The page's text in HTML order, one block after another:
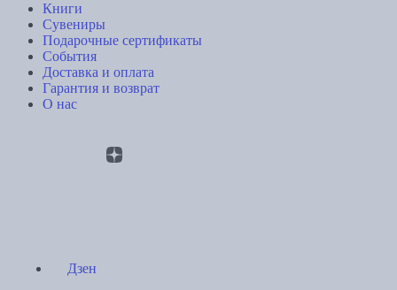
Книги
Сувениры
Подарочные сертификаты
События
Доставка и оплата
Гарантия и возврат
О нас
Дзен